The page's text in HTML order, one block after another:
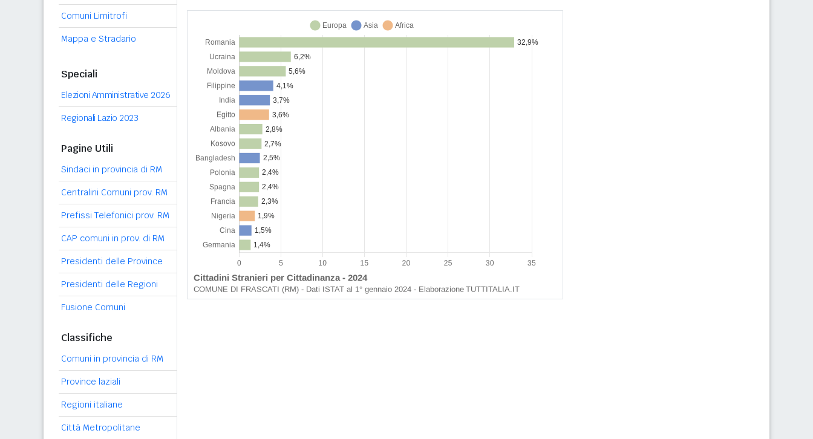
Comuni Limitrofi
Mappa e Stradario
Speciali
Elezioni Amministrative 2026
Regionali Lazio 2023
Pagine Utili
Sindaci in provincia di RM
Centralini Comuni prov. RM
Prefissi Telefonici prov. RM
CAP comuni in prov. di RM
Presidenti delle Province
Presidenti delle Regioni
Fusione Comuni
Classifiche
Comuni in provincia di RM
Province laziali
Regioni italiane
Città Metropolitane